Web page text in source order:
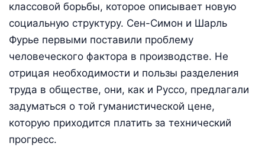
классовой борьбы, которое описывает новую
социальную структуру. Сен-Симон и Шарль
Фурье первыми поставили проблему
человеческого фактора в производстве. Не
отрицая необходимости и пользы разделения
труда в обществе, они, как и Руссо, предлагали
задуматься о той гуманистической цене,
которую приходится платить за технический
прогресс.